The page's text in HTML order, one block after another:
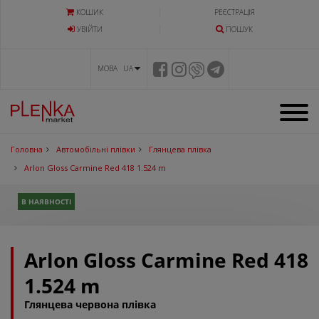
КОШИК
РЕЄСТРАЦІЯ
УВIЙТИ
ПОШУК
МОВА UA
Головна Автомобільні плівки
Глянцева плівка
Arlon Gloss Carmine Red 418 1.524 m
В НАЯВНОСТІ
Arlon Gloss Carmine Red 418
1.524 m
Глянцева червона плівка